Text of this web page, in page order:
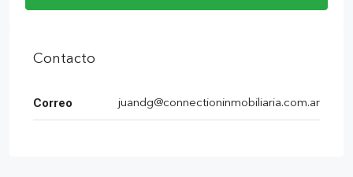
Contacto
Correo juandg@connectioninmobiliaria.com.ar